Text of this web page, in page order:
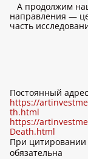
А продолжим
направления —
часть
Постоянный
https://
th.html
https://
Death.html
При цитировании
обязательна